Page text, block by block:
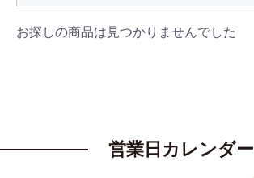
お探しの商品は見つかりませんでした
営業日カレンダー